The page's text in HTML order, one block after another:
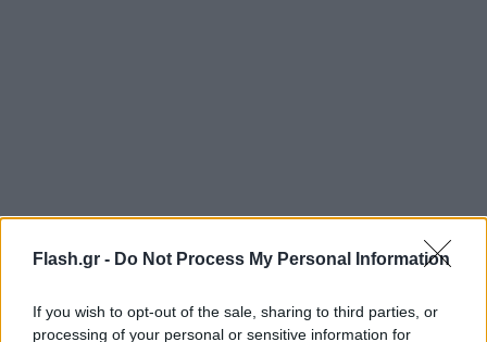
Flash.gr - Do Not Process My Personal Information
If you wish to opt-out of the sale, sharing to third parties, or
processing of your personal or sensitive information for
Όπως είναι γνωστό ρωσικό δικαστήριο καταδίκασε
την Αμερικανίδα σταρ του μπάσκετ, Μπρίτνεϊ